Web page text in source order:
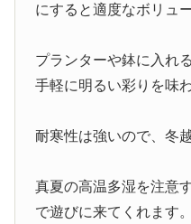
にすると適度なボリュ
プランターや鉢に入れ
手軽に明るい彩りを味
耐寒性は強いので、冬
真夏の高温多湿を注意
で遊びに来てくれます。